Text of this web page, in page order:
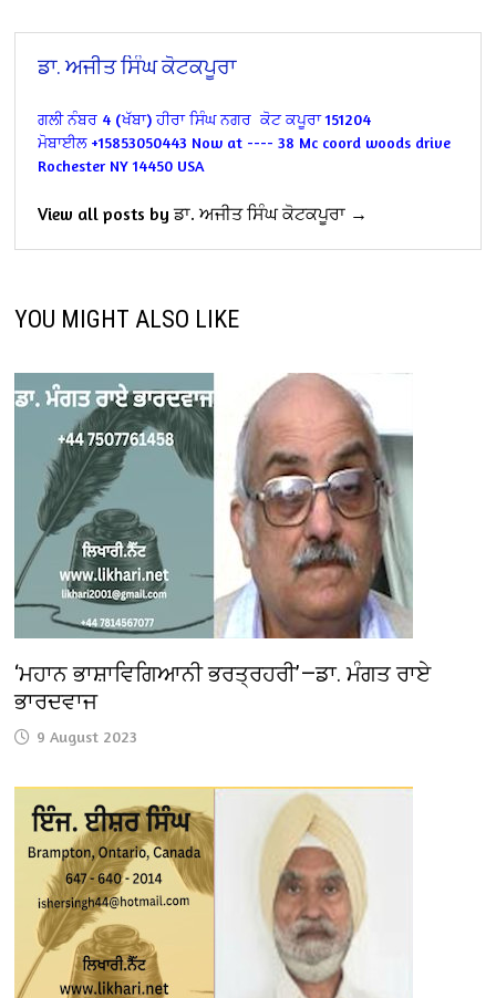
ਡਾ. ਅਜੀਤ ਸਿੰਘ ਕੋਟਕਪੂਰਾ
ਗਲੀ ਨੰਬਰ 4 (ਖੱਬਾ) ਹੀਰਾ ਸਿੰਘ ਨਗਰ ਕੋਟ ਕਪੂਰਾ 151204
ਮੋਬਾਈਲ +15853050443 Now at ---- 38 Mc coord woods drive
Rochester NY 14450 USA
View all posts by ਡਾ. ਅਜੀਤ ਸਿੰਘ ਕੋਟਕਪੂਰਾ →
YOU MIGHT ALSO LIKE
‘ਮਹਾਨ ਭਾਸ਼ਾਵਿਗਿਆਨੀ ਭਰਤ੍ਰਹਰੀ’—ਡਾ. ਮੰਗਤ ਰਾਏ
ਭਾਰਦਵਾਜ
9 August 2023